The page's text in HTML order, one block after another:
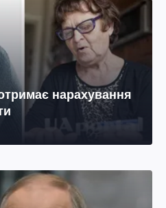
нарахування